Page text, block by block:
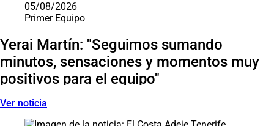
05/08/2026
Primer Equipo
Yerai Martín: "Seguimos sumando
minutos, sensaciones y momentos muy
positivos para el equipo"
Ver noticia